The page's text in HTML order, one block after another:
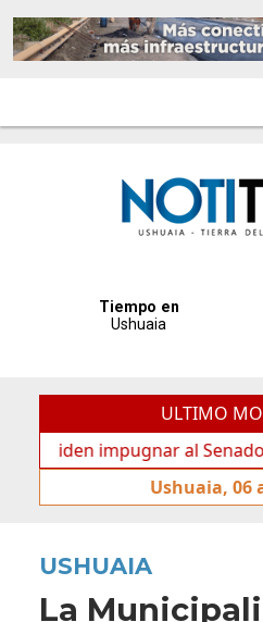
ULTIMO
impugnar al Senador
Ushuaia, 06
USHUAIA
La